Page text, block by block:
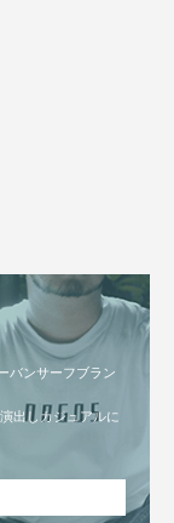
バンサーフブラン
出しカジュアルに